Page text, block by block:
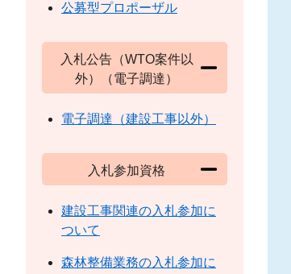
公募型プロポーザル
入札公告（WTO案件以
外）（電子調達）
電子調達（建設工事以外）
入札参加資格
建設工事関連の入札参加に
ついて
森林整備業務の入札参加に